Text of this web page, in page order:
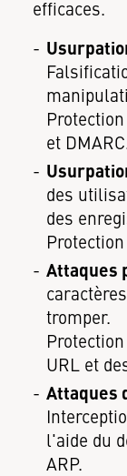
efficaces.
et
des
des
Attaques
tromper.
URL et
Attaques
l'aide du
ARP.